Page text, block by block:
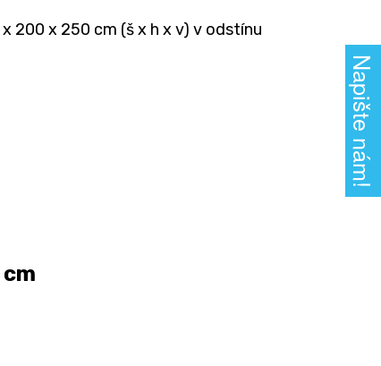
200 x 250 cm (š x h x v) v odstínu
Napište nám!